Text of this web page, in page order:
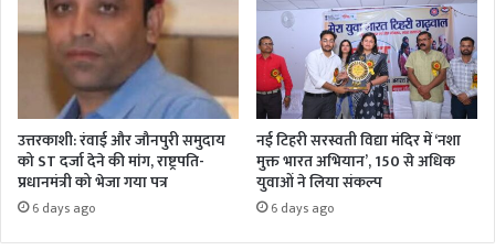
उत्तरकाशी: रंवाई और जौनपुरी समुदाय
को ST दर्जा देने की मांग, राष्ट्रपति-
प्रधानमंत्री को भेजा गया पत्र
6 days ago
नई टिहरी सरस्वती विद्या मंदिर में ‘नशा
मुक्त भारत अभियान’, 150 से अधिक
युवाओं ने लिया संकल्प
6 days ago